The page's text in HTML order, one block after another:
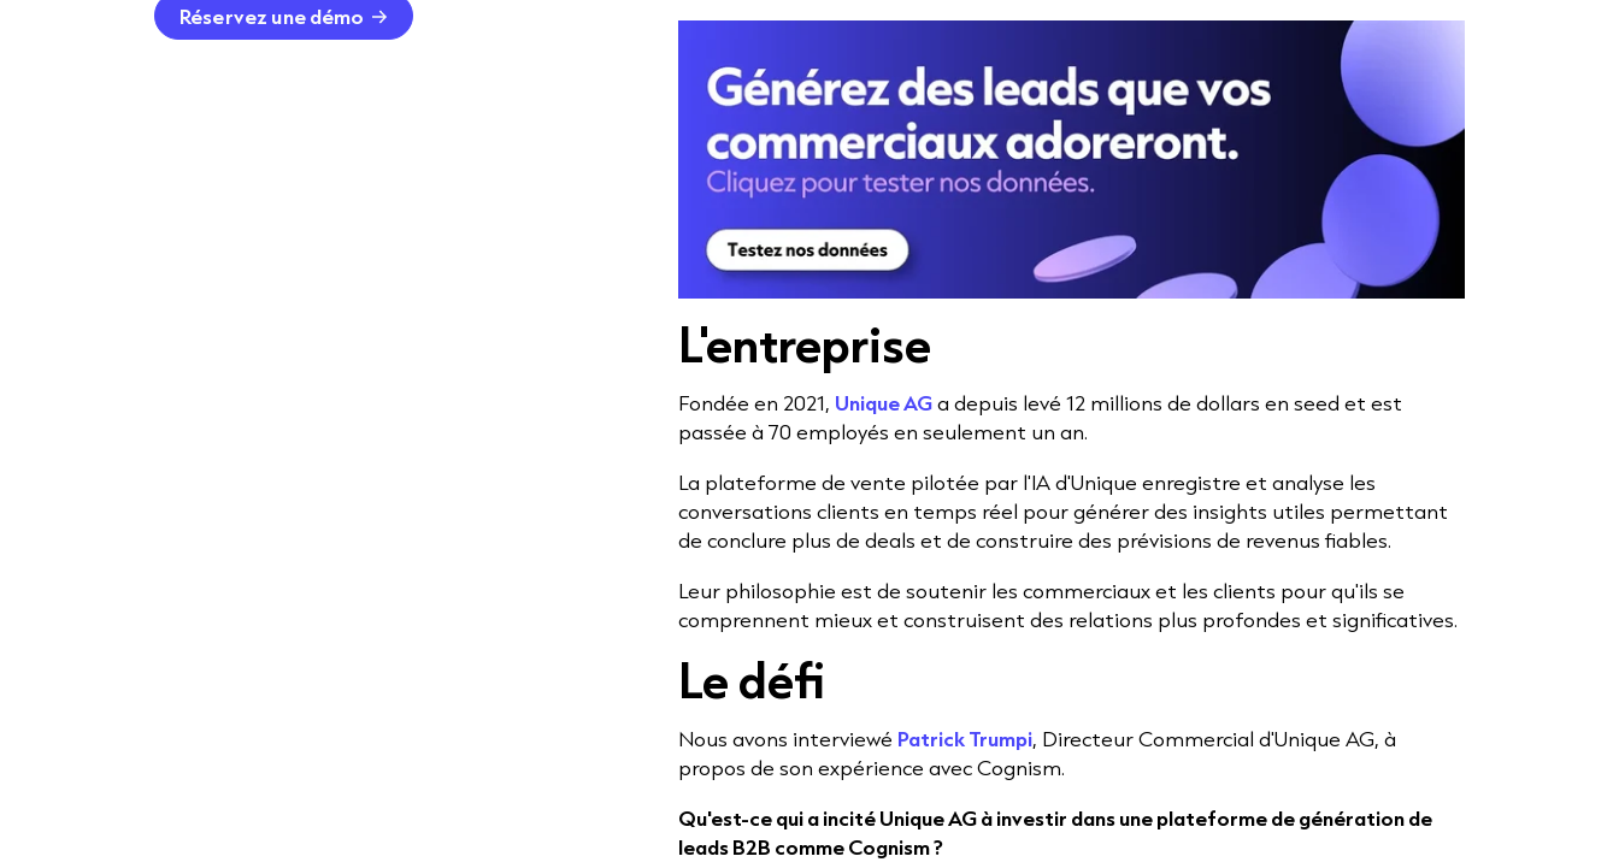
Réservez une démo
L'entreprise
Fondée en 2021, Unique AGa depuis levé 12 millions de dollars en seed et est
passée à 70 employés en seulement un an.
La plateforme de vente pilotée par l'IA d'Unique enregistre et analyse les
conversations clients en temps réel pour générer des insights utiles permettant
de conclure plus de deals et de construire des prévisions de revenus fiables.
Leur philosophie est de soutenir les commerciaux et les clients pour qu'ils se
comprennent mieux et construisent des relations plus profondes et significatives.
Le défi
Nous avons interviewé Patrick Trumpi, Directeur Commercial d'Unique AG, à
propos de son expérience avec Cognism.
Qu'est-ce qui a incité Unique AG à investir dans une plateforme de génération de
leads B2B comme Cognism ?